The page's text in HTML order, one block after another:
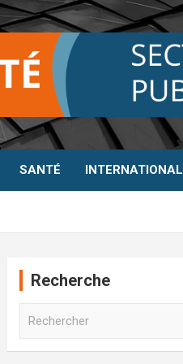
SANTÉ INTERNATIONAL
Recherche